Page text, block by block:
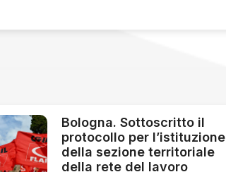
Bologna. Sottoscritto il
protocollo per l’istituzione
della sezione territoriale
della rete del lavoro